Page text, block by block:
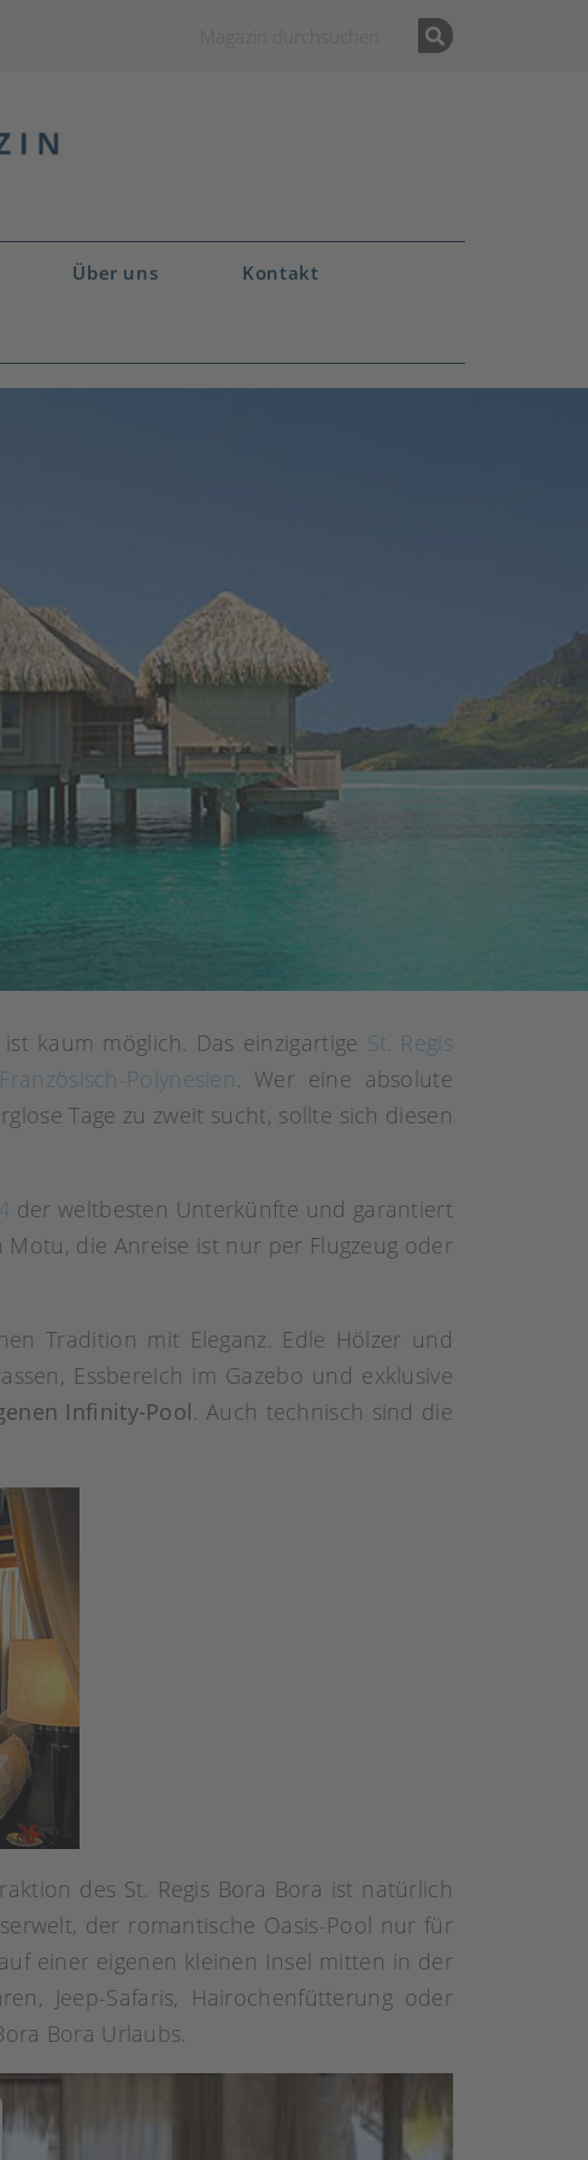
Über uns Kontakt
kaum möglich. Das einzigartige St. Regis
Polynesien. Wer eine absolute
Tage zu zweit sucht, sollte sich diesen
der weltbesten Unterkünfte und garantiert
die Anreise ist nur per Flugzeug oder
Tradition mit Eleganz. Edle Hölzer und
Essbereich im Gazebo und exklusive
Infinity-Pool. Auch technisch sind die
des St. Regis Bora Bora ist natürlich
der romantische Oasis-Pool nur für
einer eigenen kleinen Insel mitten in der
Jeep-Safaris, Hairochenfütterung oder
Bora Urlaubs.